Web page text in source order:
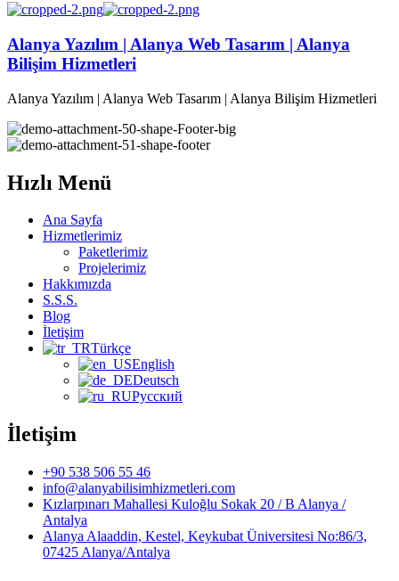
Alanya Yazılım | Alanya Web Tasarım | Alanya
Bilişim Hizmetleri
Alanya Yazılım | Alanya Web Tasarım | Alanya Bilişim Hizmetleri
Hızlı Menü
Ana Sayfa
Hizmetlerimiz
Paketlerimiz
Projelerimiz
Hakkımızda
S.S.S.
Blog
İletişim
Türkçe
English
Deutsch
Русский
İletişim
+90 538 506 55 46
info@alanyabilisimhizmetleri.com
Kızlarpınarı Mahallesi Kuloğlu Sokak 20 / B Alanya /
Antalya
Alanya Alaaddin, Kestel, Keykubat Üniversitesi No:86/3,
07425 Alanya/Antalya